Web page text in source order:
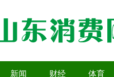
新闻 财经 体育